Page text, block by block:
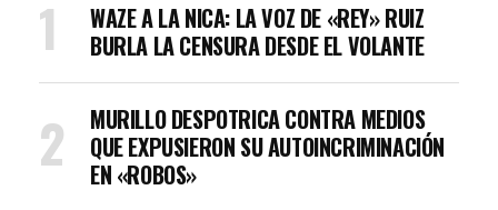
WAZE A LA NICA: LA VOZ DE «REY» RUIZ
BURLA LA CENSURA DESDE EL VOLANTE
MURILLO DESPOTRICA CONTRA MEDIOS
QUE EXPUSIERON SU AUTOINCRIMINACIÓN
EN «ROBOS»